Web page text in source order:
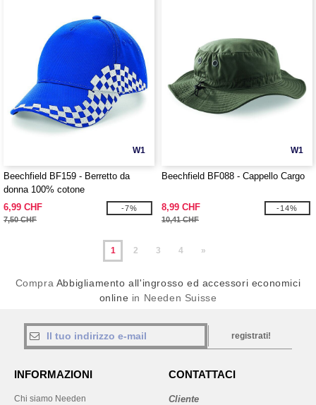
W1
Beechfield BF159 - Berretto da
donna 100% cotone
6,99 CHF
7,50 CHF
-7%
W1
Beechfield BF088 - Cappello Cargo
8,99 CHF
10,41 CHF
-14%
1 2 3 4 »
Compra Abbigliamento all'ingrosso ed accessori economici
online in Needen Suisse
registrati!
INFORMAZIONI
Chi siamo Needen
CONTATTACI
Cliente